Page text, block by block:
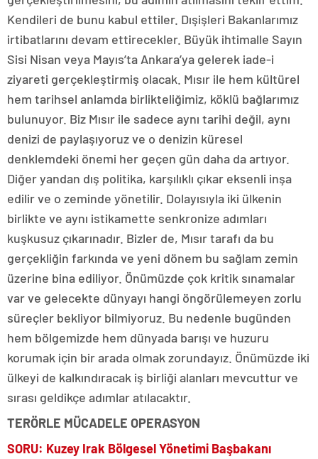
Kendileri de bunu kabul ettiler. Dışişleri Bakanlarımız
irtibatlarını devam ettirecekler. Büyük ihtimalle Sayın
Sisi Nisan veya Mayıs’ta Ankara’ya gelerek iade-i
ziyareti gerçekleştirmiş olacak. Mısır ile hem kültürel
hem tarihsel anlamda birlikteliğimiz, köklü bağlarımız
bulunuyor. Biz Mısır ile sadece aynı tarihi değil, aynı
denizi de paylaşıyoruz ve o denizin küresel
denklemdeki önemi her geçen gün daha da artıyor.
Diğer yandan dış politika, karşılıklı çıkar eksenli inşa
edilir ve o zeminde yönetilir. Dolayısıyla iki ülkenin
birlikte ve aynı istikamette senkronize adımları
kuşkusuz çıkarınadır. Bizler de, Mısır tarafı da bu
gerçekliğin farkında ve yeni dönem bu sağlam zemin
üzerine bina ediliyor. Önümüzde çok kritik sınamalar
var ve gelecekte dünyayı hangi öngörülemeyen zorlu
süreçler bekliyor bilmiyoruz. Bu nedenle bugünden
hem bölgemizde hem dünyada barışı ve huzuru
korumak için bir arada olmak zorundayız. Önümüzde iki
ülkeyi de kalkındıracak iş birliği alanları mevcuttur ve
sırası geldikçe adımlar atılacaktır.
TERÖRLE MÜCADELE OPERASYON
SORU: Kuzey Irak Bölgesel Yönetimi Başbakanı